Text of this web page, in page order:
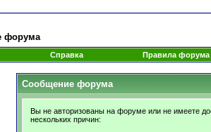
форума
Справка Правила форума
Сообщение форума
Вы не авторизованы на форуме или не имеете
нескольких причин: